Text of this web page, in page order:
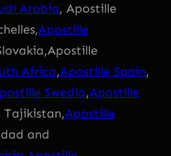
Arabia, Apostille
Apostille
Africa,Apostille Spain,
Swedia,Apostille
Tajikistan,Apostille
and